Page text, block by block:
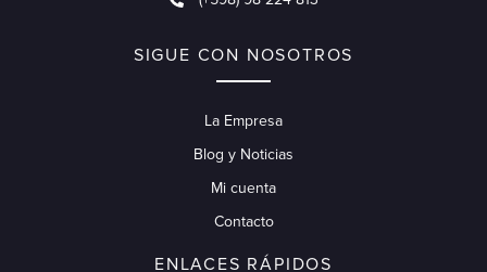
SIGUE CON NOSOTROS
La Empresa
Blog y Noticias
Mi cuenta
Contacto
ENLACES RÁPIDOS